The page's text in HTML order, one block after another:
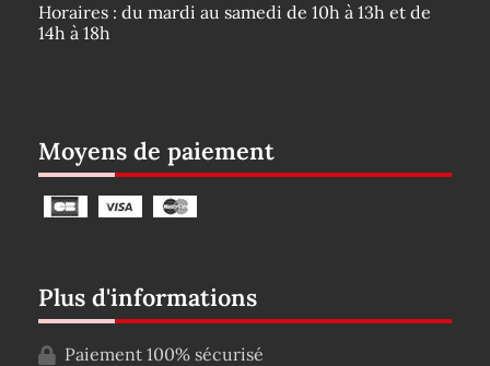
Horaires : du mardi au samedi de 10h à 13h et de
14h à 18h
Moyens de paiement
Plus d'informations
Paiement 100% sécurisé